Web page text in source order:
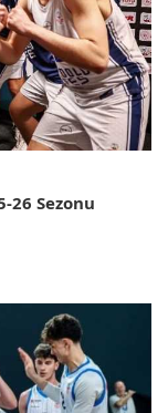
26 Sezonu